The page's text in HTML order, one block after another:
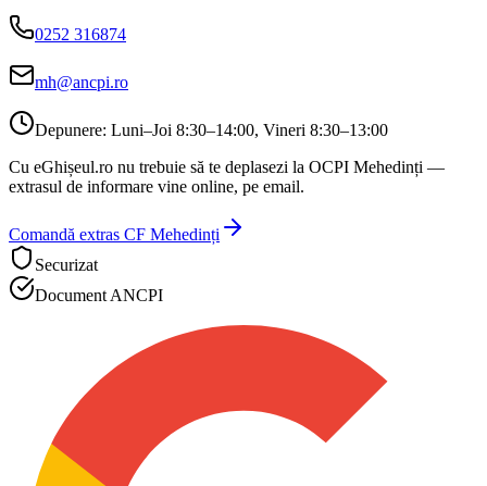
0252 316874
mh@ancpi.ro
Depunere: Luni–Joi 8:30–14:00, Vineri 8:30–13:00
Cu eGhișeul.ro nu trebuie să te deplasezi la OCPI Mehedinți —
extrasul de informare vine online, pe email.
Comandă extras CF Mehedinți
Securizat
Document ANCPI